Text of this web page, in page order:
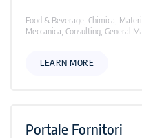
Food & Beverage, Chimica,
Meccanica, Consulting, General
LEARN MORE
Portale Fornitori